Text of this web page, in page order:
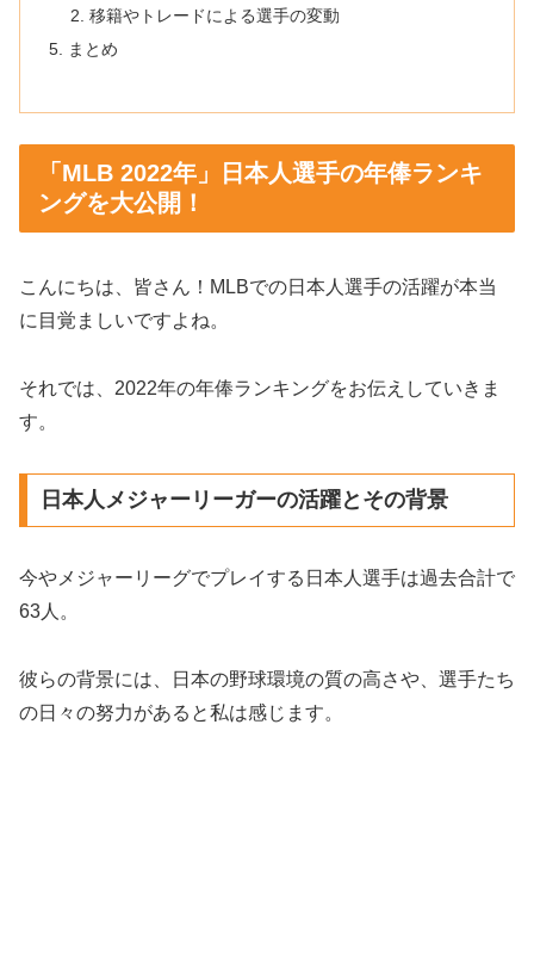
移籍やトレードによる選手の変動
まとめ
「MLB 2022年」日本人選手の年俸ランキ
ングを大公開！
こんにちは、皆さん！MLBでの日本人選手の活躍が本当
に目覚ましいですよね。
それでは、2022年の年俸ランキングをお伝えしていきま
す。
日本人メジャーリーガーの活躍とその背景
今やメジャーリーグでプレイする日本人選手は過去合計で
63人。
彼らの背景には、日本の野球環境の質の高さや、選手たち
の日々の努力があると私は感じます。